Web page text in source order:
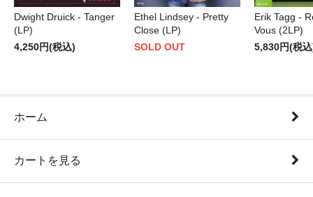
Dwight Druick - Tanger
(LP)
4,250円(税込)
Ethel Lindsey - Pretty
Close (LP)
SOLD OUT
Erik Tagg -
Vous (2LP)
5,830円(税
ホーム
カートを見る